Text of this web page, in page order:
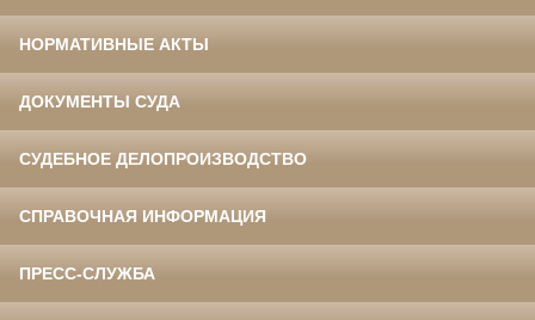
НОРМАТИВНЫЕ АКТЫ
ДОКУМЕНТЫ СУДА
СУДЕБНОЕ ДЕЛОПРОИЗВОДСТВО
СПРАВОЧНАЯ ИНФОРМАЦИЯ
ПРЕСС-СЛУЖБА